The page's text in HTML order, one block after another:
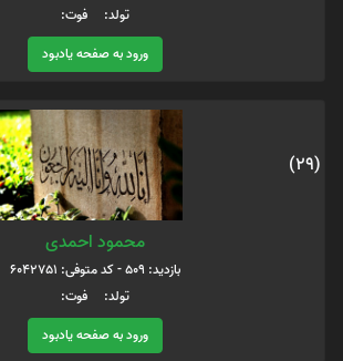
تولد: فوت:
ورود به صفحه یادبود
(29)
محمود احمدی
بازدید: 509 - کد متوفی: 6042751
تولد: فوت:
ورود به صفحه یادبود